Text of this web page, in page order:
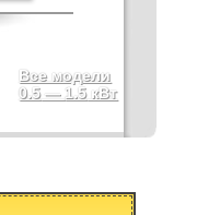
Все модели
0.5— 1.5кВт